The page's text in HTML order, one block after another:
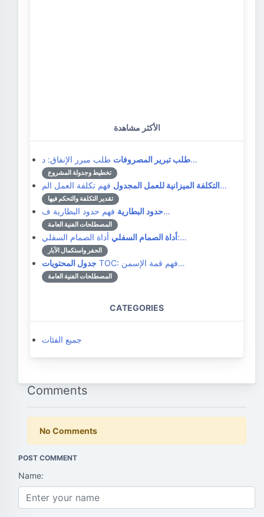
الأكثر مشاهدة
طلب تبرير المصروفاتطلب مبرر الإنفاق: د…
تخطيط وجدولة المشروع
التكلفة الميزانية للعمل المجدولفهم تكلفة العمل الم…
تقدير التكلفة والتحكم فيها
حدود البطاريةفهم حدود البطارية ف…
المصطلحات الفنية العامة
أداة الصمام السفليأداة الصمام السفلي:…
الحفر واستكمال الآبار
جدول المحتويات TOC: فهم قمة الإسمن…
المصطلحات الفنية العامة
CATEGORIES
جميع الفئات
Comments
No Comments
POST COMMENT
Name: